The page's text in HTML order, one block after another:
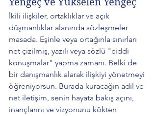
Yengeç ve Yükselen Yengeç
İkili ilişkiler, ortaklıklar ve açık
düşmanlıklar alanında sözleşmeler
masada. Eşinle veya ortağınla sınırları
net çizilmiş, yazılı veya sözlü "ciddi
konuşmalar" yapma zamanı. Belki de
bir danışmanlık alarak ilişkiyi yönetmeyi
öğreniyorsun. Burada kuracağın adil ve
net iletişim, senin hayata bakış açını,
inançlarını ve vizyonunu kökten